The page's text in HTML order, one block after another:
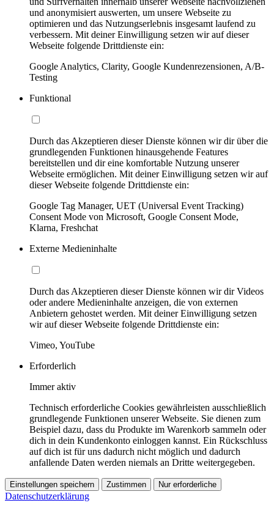
und anonymisiert auswerten, um unsere Webseite zu
optimieren und das Nutzungserlebnis insgesamt laufend zu
verbessern. Mit deiner Einwilligung setzen wir auf dieser
Webseite folgende Drittdienste ein:
Google Analytics, Clarity, Google Kundenrezensionen, A/B-
Testing
Funktional
Durch das Akzeptieren dieser Dienste können wir dir über die
grundlegenden Funktionen hinausgehende Features
bereitstellen und dir eine komfortable Nutzung unserer
Webseite ermöglichen. Mit deiner Einwilligung setzen wir auf
dieser Webseite folgende Drittdienste ein:
Google Tag Manager, UET (Universal Event Tracking)
Consent Mode von Microsoft, Google Consent Mode,
Klarna, Freshchat
Externe Medieninhalte
Durch das Akzeptieren dieser Dienste können wir dir Videos
oder andere Medieninhalte anzeigen, die von externen
Anbietern gehostet werden. Mit deiner Einwilligung setzen
wir auf dieser Webseite folgende Drittdienste ein:
Vimeo, YouTube
Erforderlich
Immer aktiv
Technisch erforderliche Cookies gewährleisten ausschließlich
grundlegende Funktionen unserer Webseite. Sie dienen zum
Beispiel dazu, dass du Produkte im Warenkorb sammeln oder
dich in dein Kundenkonto einloggen kannst. Ein Rückschluss
auf dich ist für uns dadurch nicht möglich und dadurch
anfallende Daten werden niemals an Dritte weitergegeben.
Einstellungen speichern Zustimmen Nur erforderliche
Datenschutzerklärung